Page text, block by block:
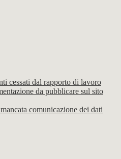
cessati dal rapporto di lavoro
da pubblicare sul sito
comunicazione dei dati